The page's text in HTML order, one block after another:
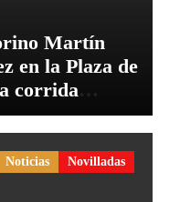
Martín
en la Plaza de
corrida
aniversario
Noticias Novilladas